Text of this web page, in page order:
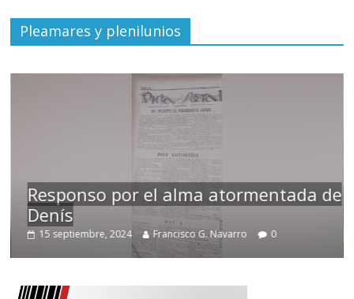
Pleamares y plenilunios
Responso por el alma atormentada de
Denís
15 septiembre, 2024 Francisco G. Navarro 0